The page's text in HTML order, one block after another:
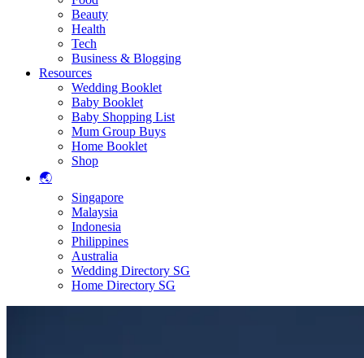
Beauty
Health
Tech
Business & Blogging
Resources
Wedding Booklet
Baby Booklet
Baby Shopping List
Mum Group Buys
Home Booklet
Shop
🌏
Singapore
Malaysia
Indonesia
Philippines
Australia
Wedding Directory SG
Home Directory SG